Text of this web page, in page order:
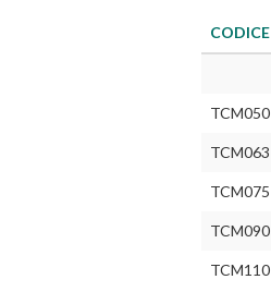
CODICE
TCM050
TCM063
TCM075
TCM090
TCM110